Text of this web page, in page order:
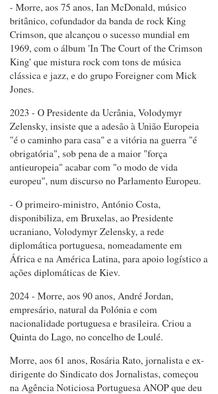
- Morre, aos 75 anos, Ian McDonald, músico
britânico, cofundador da banda de rock King
Crimson, que alcançou o sucesso mundial em
1969, com o álbum 'In The Court of the Crimson
King' que mistura rock com tons de música
clássica e jazz, e do grupo Foreigner com Mick
Jones.
2023 - O Presidente da Ucrânia, Volodymyr
Zelensky, insiste que a adesão à União Europeia
"é o caminho para casa" e a vitória na guerra "é
obrigatória", sob pena de a maior "força
antieuropeia" acabar com "o modo de vida
europeu", num discurso no Parlamento Europeu.
- O primeiro-ministro, António Costa,
disponibiliza, em Bruxelas, ao Presidente
ucraniano, Volodymyr Zelensky, a rede
diplomática portuguesa, nomeadamente em
África e na América Latina, para apoio logístico a
ações diplomáticas de Kiev.
2024 - Morre, aos 90 anos, André Jordan,
empresário, natural da Polónia e com
nacionalidade portuguesa e brasileira. Criou a
Quinta do Lago, no concelho de Loulé.
Morre, aos 61 anos, Rosária Rato, jornalista e ex-
dirigente do Sindicato dos Jornalistas, começou
na Agência Noticiosa Portuguesa ANOP que deu